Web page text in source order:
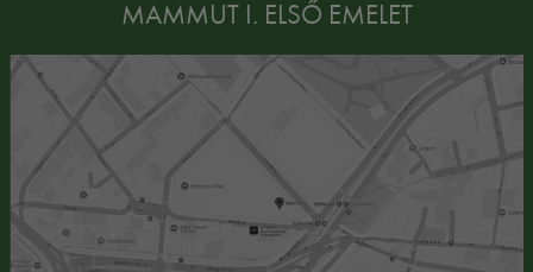
MAMMUT I. ELSŐ EMELET